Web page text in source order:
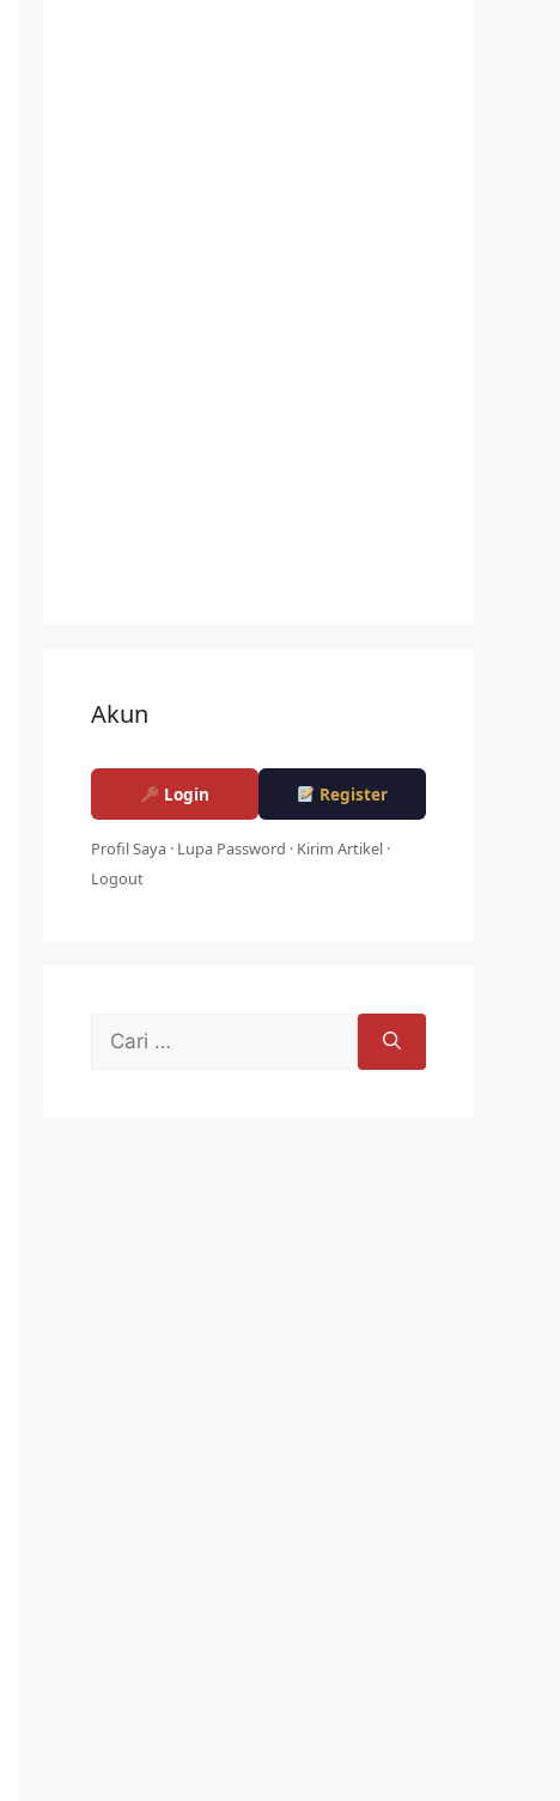
Akun
Login Register
Profil Saya · Lupa Password · Kirim Artikel ·
Logout
Cari